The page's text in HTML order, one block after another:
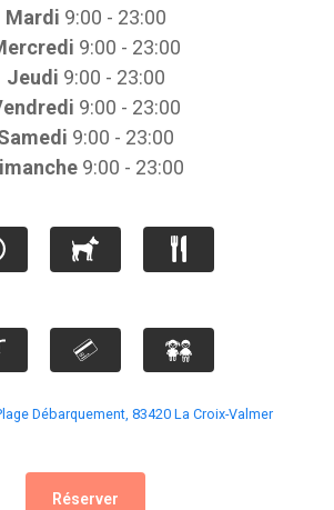
Mardi 9:00 - 23:00
9:00 - 23:00
Jeudi 9:00 - 23:00
9:00 - 23:00
9:00 - 23:00
9:00 - 23:00
Débarquement, 83420 La Croix-Valmer
Réserver